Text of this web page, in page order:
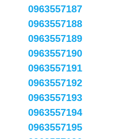
0963557187
0963557188
0963557189
0963557190
0963557191
0963557192
0963557193
0963557194
0963557195